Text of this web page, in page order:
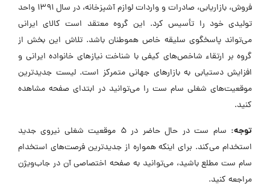
فروش، بازاریابی، صادرات و واردات لوازم آشپزخانه، در سال 1391 واحد
تولیدی خود را تأسیس کرد. این گروه معتقد است کالای ایرانی
می‌تواند پاسخگوی سلیقه خاص هموطنان باشد. تلاش این بخش از
گروه بر ارتقاء شاخص‌های کیفی با شناخت نیازهای خانواده ایرانی و
افزایش دستیابی به بازارهای جهانی متمرکز است. لیست جدیدترین
موقعیت‌های شغلی سام ست را می‌توانید در ابتدای صفحه مشاهده
کنید.
توجه:
سام ست در حال حاضر در ۵ موقعیت شغلی نیروی جدید
استخدام می‌کند. برای اینکه همواره از جدیدترین فرصت‌های استخدام
سام ست مطلع باشید، می‌توانید به صفحه اختصاصی آن در جاب‌ویژن
مراجعه کنید.